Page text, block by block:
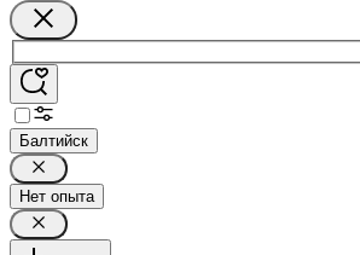
Балтийск
Нет опыта